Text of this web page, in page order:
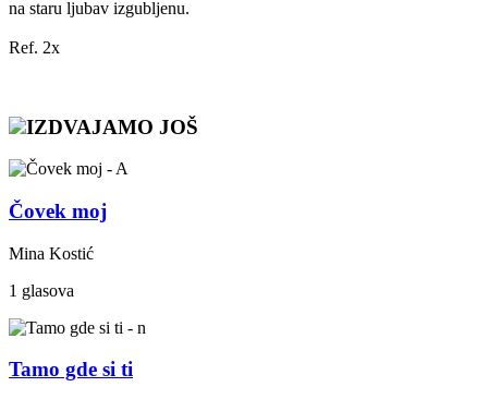
na staru ljubav izgubljenu.
Ref. 2x
IZDVAJAMO JOŠ
Čovek moj
Mina Kostić
1 glasova
Tamo gde si ti